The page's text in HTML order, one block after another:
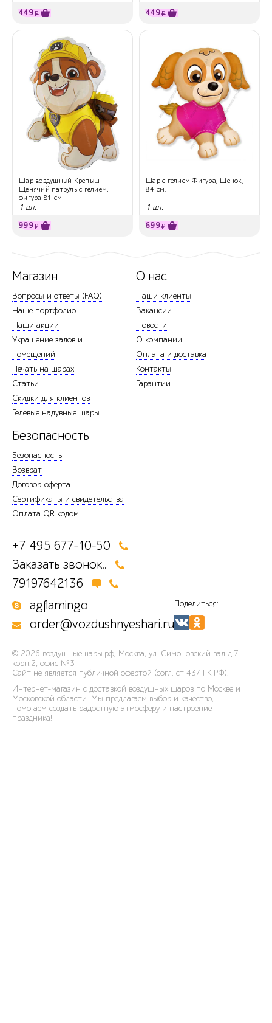
449₽ 449₽
Шар воздушный Крепыш
Щенячий патруль с гелием,
фигура 81 см
1 шт.
999₽
Шар с гелием Фигура, Щенок,
84 см.
1 шт.
699₽
Магазин
Вопросы и ответы (FAQ)
Наше портфолио
Наши акции
Украшение залов и
помещений
Печать на шарах
Статьи
Скидки для клиентов
Гелевые надувные шары
О нас
Наши клиенты
Вакансии
Новости
О компании
Оплата и доставка
Контакты
Гарантии
Безопасность
Безопасность
Возврат
Договор-оферта
Сертификаты и свидетельства
Оплата QR кодом
+7 495 677-10-50
Заказать звонок..
79197642136
agflamingo
order@vozdushnyeshari.ru
Поделиться:
© 2026 воздушныешары.рф, Москва, ул. Симоновский вал д.7
корп.2, офис №3
Сайт не является публичной офертой (согл. ст 437 ГК РФ).
Интернет-магазин с доставкой воздушных шаров по Москве и
Московской области. Мы предлагаем выбор и качество,
помогаем создать радостную атмосферу и настроение
праздника!